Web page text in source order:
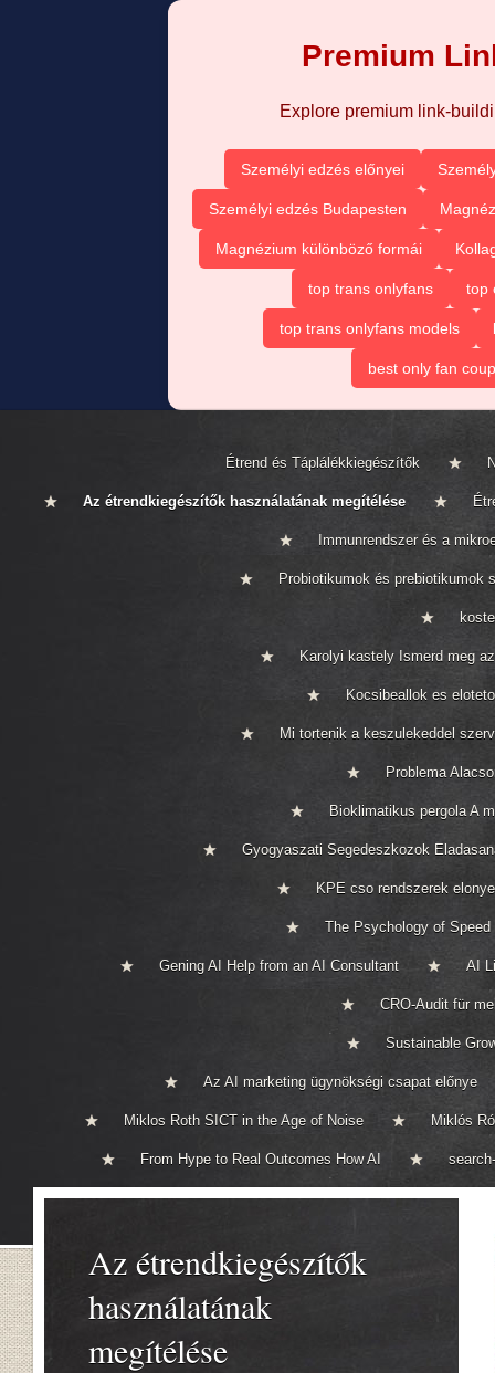
Premium
Explore premium link-
Személyi edzés előnyei
Személyi edzés Budapesten
Magnézium különböző formái
top trans onlyfans top
top trans onlyfans models
best only fan
Étrend és Táplálékkiegészítők
Az étrendkiegészítők használatának megítélése
Immunrendszer és a
Probiotikumok és prebiotikumok
Karolyi kastely Ismerd meg
Kocsibeallok es
Mi tortenik a keszulekeddel
Problema
Bioklimatikus pergola A
Gyogyaszati Segedeszkozok
KPE cso rendszerek
The Psychology of
Gening AI Help from an AI Consultant AI
CRO-Audit für
Sustainable
Az AI marketing ügynökségi csapat előnye
Miklos Roth SICT in the Age of Noise Miklós
From Hype to Real Outcomes How AI
Az étrendkiegészítők
használatának
megítélése